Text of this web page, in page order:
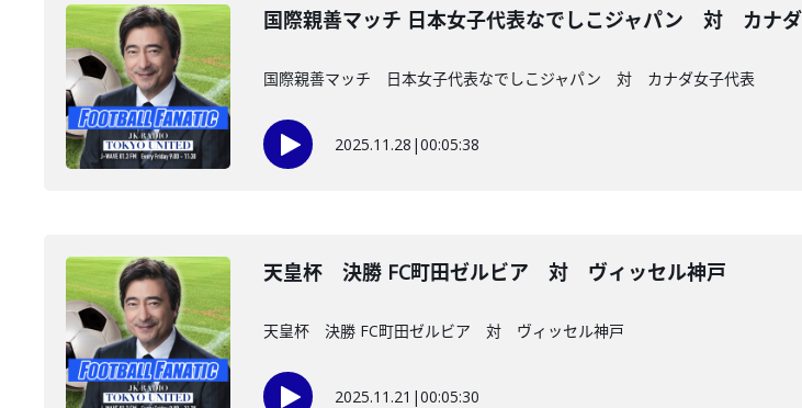
国際親善マッチ 日本女子代表なでしこジャパン 対 カナ
国際親善マッチ 日本女子代表なでしこジャパン 対 カナダ女子代表
2025.11.28 |00:05:38
天皇杯 決勝 FC町田ゼルビア 対 ヴィッセル神戸
天皇杯 決勝 FC町田ゼルビア 対 ヴィッセル神戸
2025.11.21 |00:05:30